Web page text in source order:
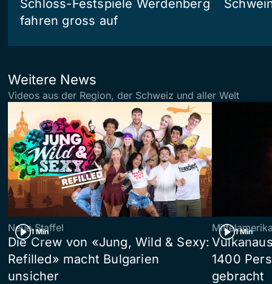
Schloss-Festspiele Werdenberg
fahren gross auf
Weitere News
Videos aus der Region, der Schweiz und aller Welt
1 Min
Neue Staffel
Die Crew von «Jung, Wild & Sexy:
Refilled» macht Bulgarien
unsicher
1 Min
1400
gebracht